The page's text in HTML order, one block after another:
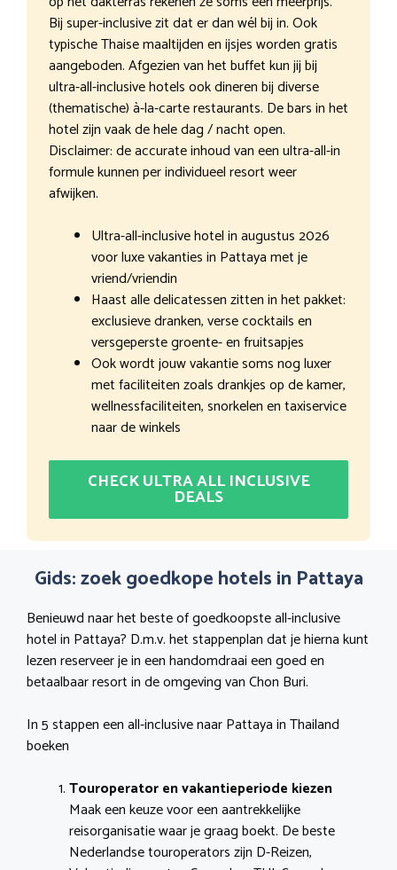
Bij super-inclusive zit dat er dan wél bij in. Ook
typische Thaise maaltijden en ijsjes worden gratis
aangeboden. Afgezien van het buffet kun jij bij
ultra-all-inclusive hotels ook dineren bij diverse
(thematische) à-la-carte restaurants. De bars in het
hotel zijn vaak de hele dag / nacht open.
Disclaimer: de accurate inhoud van een ultra-all-in
formule kunnen per individueel resort weer
afwijken.
Ultra-all-inclusive hotel in augustus 2026
voor luxe vakanties in Pattaya met je
vriend/vriendin
Haast alle delicatessen zitten in het pakket:
exclusieve dranken, verse cocktails en
versgeperste groente- en fruitsapjes
Ook wordt jouw vakantie soms nog luxer
met faciliteiten zoals drankjes op de kamer,
wellnessfaciliteiten, snorkelen en taxiservice
naar de winkels
CHECK ULTRA ALL INCLUSIVE
DEALS
Gids: zoek goedkope hotels in Pattaya
Benieuwd naar het beste of goedkoopste all-inclusive
hotel in Pattaya? D.m.v. het stappenplan dat je hierna kunt
lezen reserveer je in een handomdraai een goed en
betaalbaar resort in de omgeving van Chon Buri.
In 5 stappen een all-inclusive naar Pattaya in Thailand
boeken
Touroperator en vakantieperiode kiezen
Maak een keuze voor een aantrekkelijke
reisorganisatie waar je graag boekt. De beste
Nederlandse touroperators zijn D-Reizen,